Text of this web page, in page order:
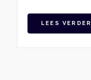
LEES VERDER